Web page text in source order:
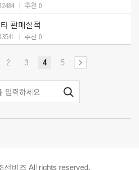
추천 0
판매실적
추천 0
2 3 4 5
선비즈 All rights reserved.